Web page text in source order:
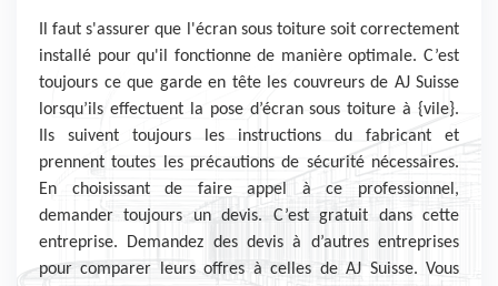
Il faut s'assurer que l'écran sous toiture soit correctement
installé pour qu'il fonctionne de manière optimale. C’est
toujours ce que garde en tête les couvreurs de AJ Suisse
lorsqu’ils effectuent la pose d’écran sous toiture à {vile}.
Ils suivent toujours les instructions du fabricant et
prennent toutes les précautions de sécurité nécessaires.
En choisissant de faire appel à ce professionnel,
demander toujours un devis. C’est gratuit dans cette
entreprise. Demandez des devis à d’autres entreprises
pour comparer leurs offres à celles de AJ Suisse. Vous